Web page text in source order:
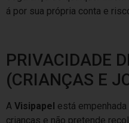
á por sua própria conta e
PRIVACIDADE
(CRIANÇAS E
A Visipapel está
crianças e não pretende